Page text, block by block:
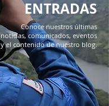
ENTRADAS
Conoce nuestros últimas
noticias, comunicados, eventos
y el contenido de nuestro blog.